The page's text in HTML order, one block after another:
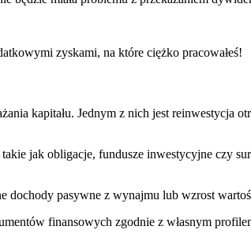
zyskami, na które ciężko pracowałeś!
kapitału. ‌Jednym z nich ⁣jest reinwestycja
jak obligacje,⁤ fundusze ⁣inwestycyjne czy
pasywne z wynajmu lub wzrost
finansowych zgodnie z własnym